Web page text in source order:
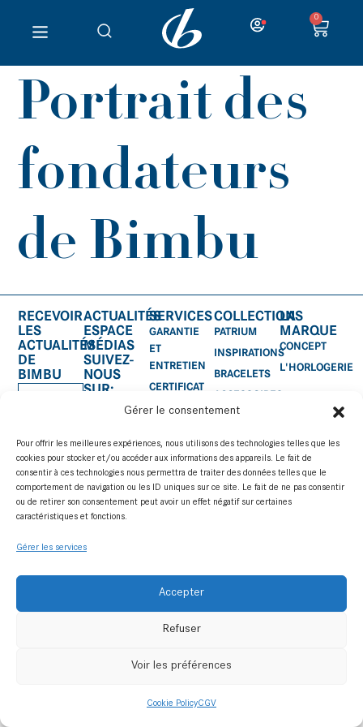
Gérer le consentement
Pour offrir les meilleures expériences, nous utilisons des technologies telles que les
cookies pour stocker et/ou accéder aux informations des appareils. Le fait de
consentir à ces technologies nous permettra de traiter des données telles que le
comportement de navigation ou les ID uniques sur ce site. Le fait de ne pas consentir
ou de retirer son consentement peut avoir un effet négatif sur certaines
caractéristiques et fonctions.
Gérer les services
Accepter
Refuser
Voir les préférences
Cookie PolicyCGV
0
Portrait des
fondateurs
de Bimbu
LA
MARQUE
CONCEPT
L'HORLOGERIE
COLLECTIONS
PATRIUM
INSPIRATIONS
BRACELETS
SERVICES
GARANTIE
ET
ENTRETIEN
CERTIFICAT
D'AUTHENTICITÉ
APRÈS-
VENTE
MANUEL
D’UTILISATION
ACTUALITÉS
ESPACE
MÉDIAS
SUIVEZ-
NOUS
SUR:
RECEVOIR
LES
ACTUALITÉS
DE
BIMBU
S'ABONNER
CONTACTEZ-
NOUS
Notices
cookies